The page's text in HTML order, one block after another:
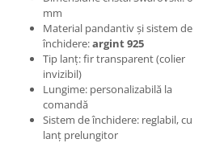
mm
Material pandantiv și sistem de
închidere:argint 925
Tip lanț: fir transparent (colier
invizibil)
Lungime: personalizabilă la
comandă
Sistem de închidere: reglabil, cu
lanț prelungitor